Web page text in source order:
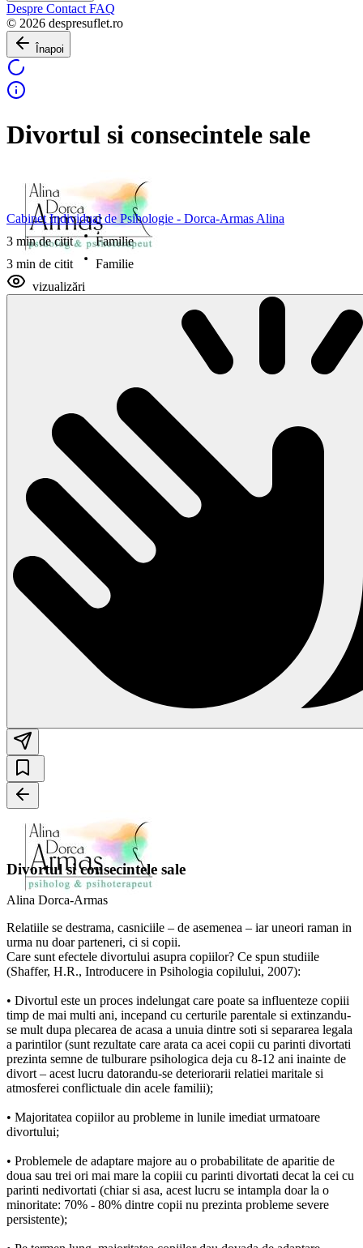
Despre Contact FAQ
© 2026 despresuflet.ro
Înapoi
Divortul si consecintele sale
Cabinet Individual de Psihologie - Dorca-Armas Alina
3 min de citit
Familie
3 min de citit
Familie
vizualizări
Divortul si consecintele sale
Alina Dorca-Armas
Relatiile se destrama, casniciile – de asemenea – iar uneori raman in
urma nu doar parteneri, ci si copii.
Care sunt efectele divortului asupra copiilor? Ce spun studiile
(Shaffer, H.R., Introducere in Psihologia copilului, 2007):
• Divortul este un proces indelungat care poate sa influenteze copiii
timp de mai multi ani, incepand cu certurile parentale si extinzandu-
se mult dupa plecarea de acasa a unuia dintre soti si separarea legala
a parintilor (sunt rezultate care arata ca acei copii cu parinti divortati
prezinta semne de tulburare psihologica deja cu 8-12 ani inainte de
divort – acest lucru datorandu-se deteriorarii relatiei maritale si
atmosferei conflictuale din acele familii);
• Majoritatea copiilor au probleme in lunile imediat urmatoare
divortului;
• Problemele de adaptare majore au o probabilitate de aparitie de
doua sau trei ori mai mare la copiii cu parinti divortati decat la cei cu
parinti nedivortati (chiar si asa, acest lucru se intampla doar la o
minoritate: 70% - 80% dintre copii nu prezinta probleme severe
persistente);